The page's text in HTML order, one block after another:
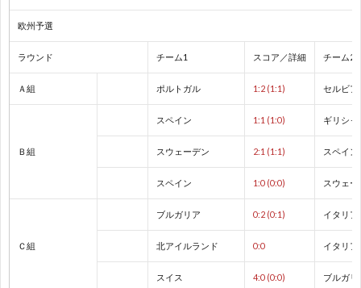
ー
ド
カ
ッ
欧州予選
ラウンド チーム1 スコア／詳細 チーム2
Ａ組 ポルトガル 1:2 (1:1) セルビア
Ｂ組
スペイン 1:1 (1:0) ギリシャ
スウェーデン 2:1 (1:1) スペイン
スペイン 1:0 (0:0) スウェー
Ｃ組
ブルガリア 0:2 (0:1) イタリア
北アイルランド 0:0 イタリア
スイス 4:0 (0:0) ブルガリ